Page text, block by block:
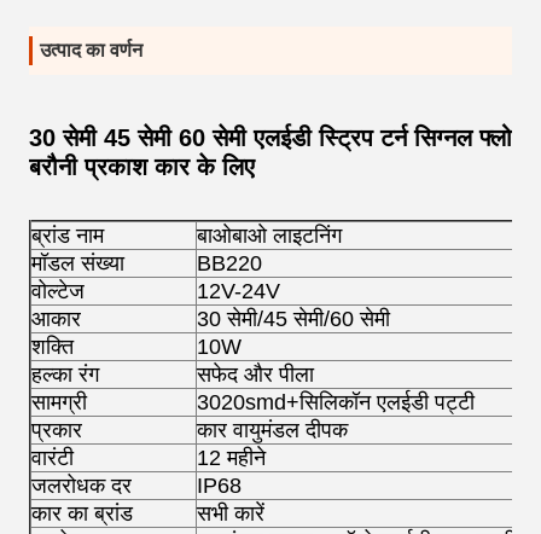
उत्पाद का वर्णन
30 सेमी 45 सेमी 60 सेमी एलईडी स्ट्रिप टर्न सिग्नल फ्लो
बरौनी प्रकाश कार के लिए
ब्रांड नाम
बाओबाओ लाइटनिंग
मॉडल संख्या
BB220
वोल्टेज
12V-24V
आकार
30 सेमी/45 सेमी/60 सेमी
शक्ति
10W
हल्का रंग
सफेद और पीला
सामग्री
3020smd+सिलिकॉन एलईडी पट्टी
प्रकार
कार वायुमंडल दीपक
वारंटी
12 महीने
जलरोधक दर
IP68
कार का ब्रांड
सभी कारें